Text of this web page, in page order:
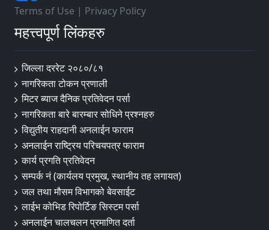
Terms of Use | Privacy Policy
महत्त्वपूर्ण लिंकहरु
जिल्ला दररेट २०८०/८१
नागरिकता टोकन प्रणाली
मिटर ब्याज दैनिक प्रतिवेदन पर्सा
नागरिकता बारे बारम्बार सोधिने प्रश्नहरु
विद्युतीय राहदानी अनलाईन फाराम
अनलाईन राष्ट्रिय परिचयपत्र फाराम
कार्य प्रगति प्रतिवेदन
सम्पर्क नं (कार्यलय प्रमुख, स्थानीय तह लगायत)
जल तथा मौसम विभागको बेवसाईट
लाईभ कोभिड रिपोर्टिङ सिस्टम पर्सा
अनलाईन चालचलन प्रमाणित दर्ता